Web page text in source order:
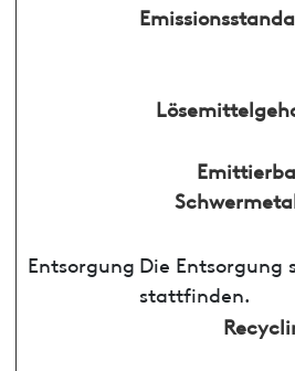
Entsorgung Die Entsorgung
stattfinden.